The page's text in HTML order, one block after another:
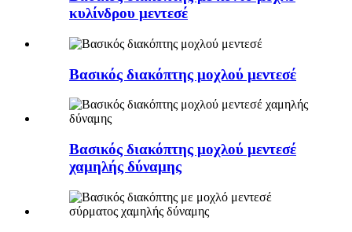
κυλίνδρου μεντεσέ
Βασικός διακόπτης μοχλού μεντεσέ
Βασικός διακόπτης μοχλού μεντεσέ
χαμηλής δύναμης